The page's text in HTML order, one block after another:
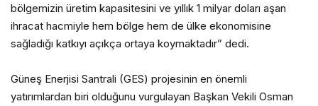
bölgemizin üretim kapasitesini ve yıllık 1 milyar doları aşan
ihracat hacmiyle hem bölge hem de ülke ekonomisine
sağladığı katkıyı açıkça ortaya koymaktadır” dedi.
Güneş Enerjisi Santrali (GES) projesinin en önemli
yatırımlardan biri olduğunu vurgulayan Başkan Vekili Osman